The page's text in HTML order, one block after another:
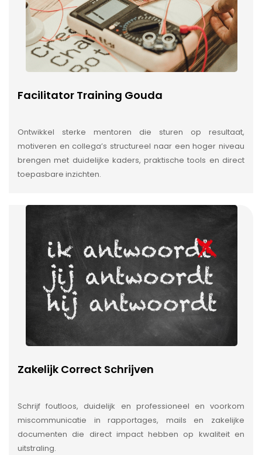
Facilitator Training Gouda
Ontwikkel sterke mentoren die sturen op resultaat,
motiveren en collega’s structureel naar een hoger niveau
brengen met duidelijke kaders, praktische tools en direct
toepasbare inzichten.
Zakelijk Correct Schrijven
Schrijf foutloos, duidelijk en professioneel en voorkom
miscommunicatie in rapportages, mails en zakelijke
documenten die direct impact hebben op kwaliteit en
uitstraling.